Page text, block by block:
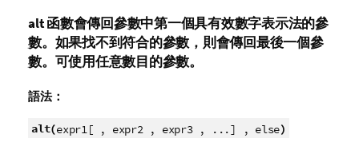
alt函數會傳回參數中第一個具有效數字表示法的參
數。如果找不到符合的參數，則會傳回最後一個參
數。可使用任意數目的參數。
語法：
alt(expr1[ , expr2 , expr3 , ...] , else)